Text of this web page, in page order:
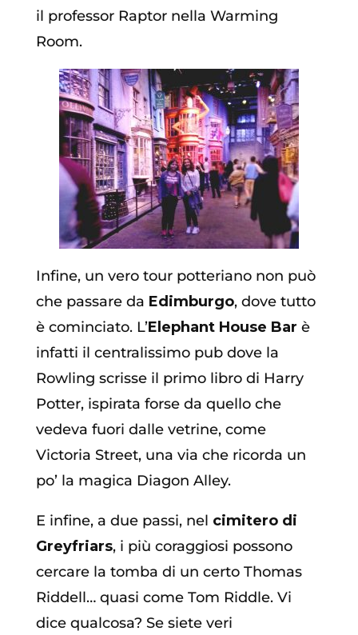
il professor Raptor nella Warming
Room.
Infine, un vero tour potteriano non può
che passare da Edimburgo, dove tutto
è cominciato. L’Elephant House Bar è
infatti il centralissimo pub dove la
Rowling scrisse il primo libro di Harry
Potter, ispirata forse da quello che
vedeva fuori dalle vetrine, come
Victoria Street, una via che ricorda un
po’ la magica Diagon Alley.
E infine, a due passi, nel cimitero di
Greyfriars, i più coraggiosi possono
cercare la tomba di un certo Thomas
Riddell… quasi come Tom Riddle. Vi
dice qualcosa? Se siete veri